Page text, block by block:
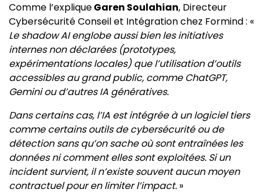
Comme l’expliqueGaren Soulahian, Directeur
Cybersécurité Conseil et Intégration chez Formind : «
Le shadow AI englobe aussi bien les initiatives
internes non déclarées (prototypes,
expérimentations locales) que l’utilisation d’outils
accessibles au grand public, comme ChatGPT,
Gemini ou d’autres IA génératives.
Dans certains cas, l’IA est intégrée à un logiciel tiers
comme certains outils de cybersécurité ou de
détection sans qu’on sache où sont entraînées les
données ni comment elles sont exploitées. Si un
incident survient, il n’existe souvent aucun moyen
contractuel pour en limiter l’impact. »